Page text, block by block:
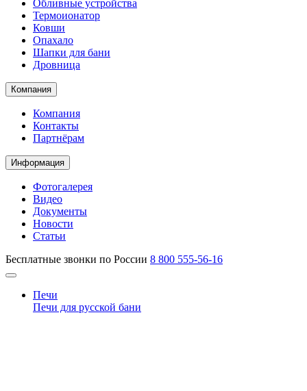
Обливные устройства
Термоионатор
Ковши
Опахало
Шапки для бани
Дровница
Компания
Компания
Контакты
Партнёрам
Информация
Фотогалерея
Видео
Документы
Новости
Статьи
Бесплатные звонки по России 8 800 555-56-16
Печи
Печи для русской бани